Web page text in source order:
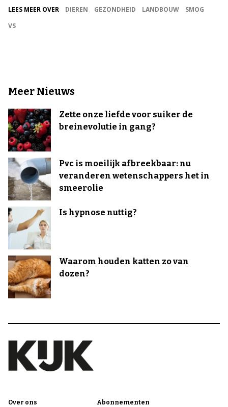
LEES MEER OVER DIEREN GEZONDHEID LANDBOUW
SMOG
VS
Meer Nieuws
Zette onze liefde voor suiker de
breinevolutie in gang?
Pvc is moeilijk afbreekbaar: nu
veranderen wetenschappers het in
smeerolie
Is hypnose nuttig?
Waarom houden katten zo van
dozen?
Over ons Abonnementen